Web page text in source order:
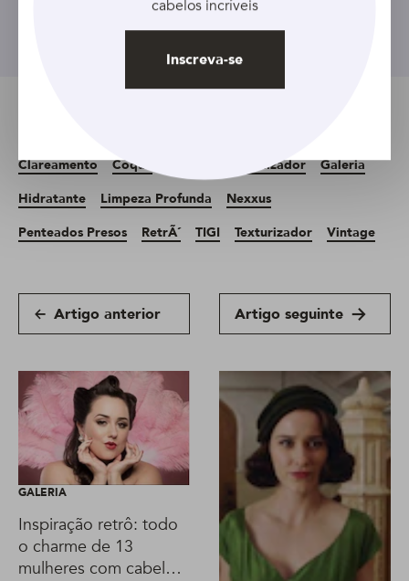
Inscreva-se
Clareamento Coque Finalizador
Galeria
Hidratante
Limpeza Profunda
Nexxus
Penteados Presos
RetrÃ´ TIGI Texturizador Vintage
Artigo anterior Artigo seguinte
GALERIA
Inspiração retrô: todo
o charme de 13
mulheres com cabelo
cabelos incríveis
Inscreva-se